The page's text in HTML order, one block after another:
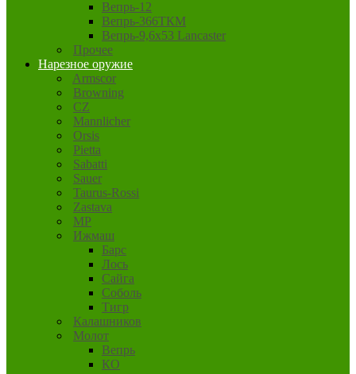
Вепрь-12
Вепрь-366ТКМ
Вепрь-9,6х53 Lancaster
Прочее
Нарезное оружие
Armscor
Browning
CZ
Mannlicher
Orsis
Pietta
Sabatti
Sauer
Taurus-Rossi
Zastava
MP
Ижмаш
Барс
Лось
Сайга
Соболь
Тигр
Калашников
Молот
Вепрь
КО